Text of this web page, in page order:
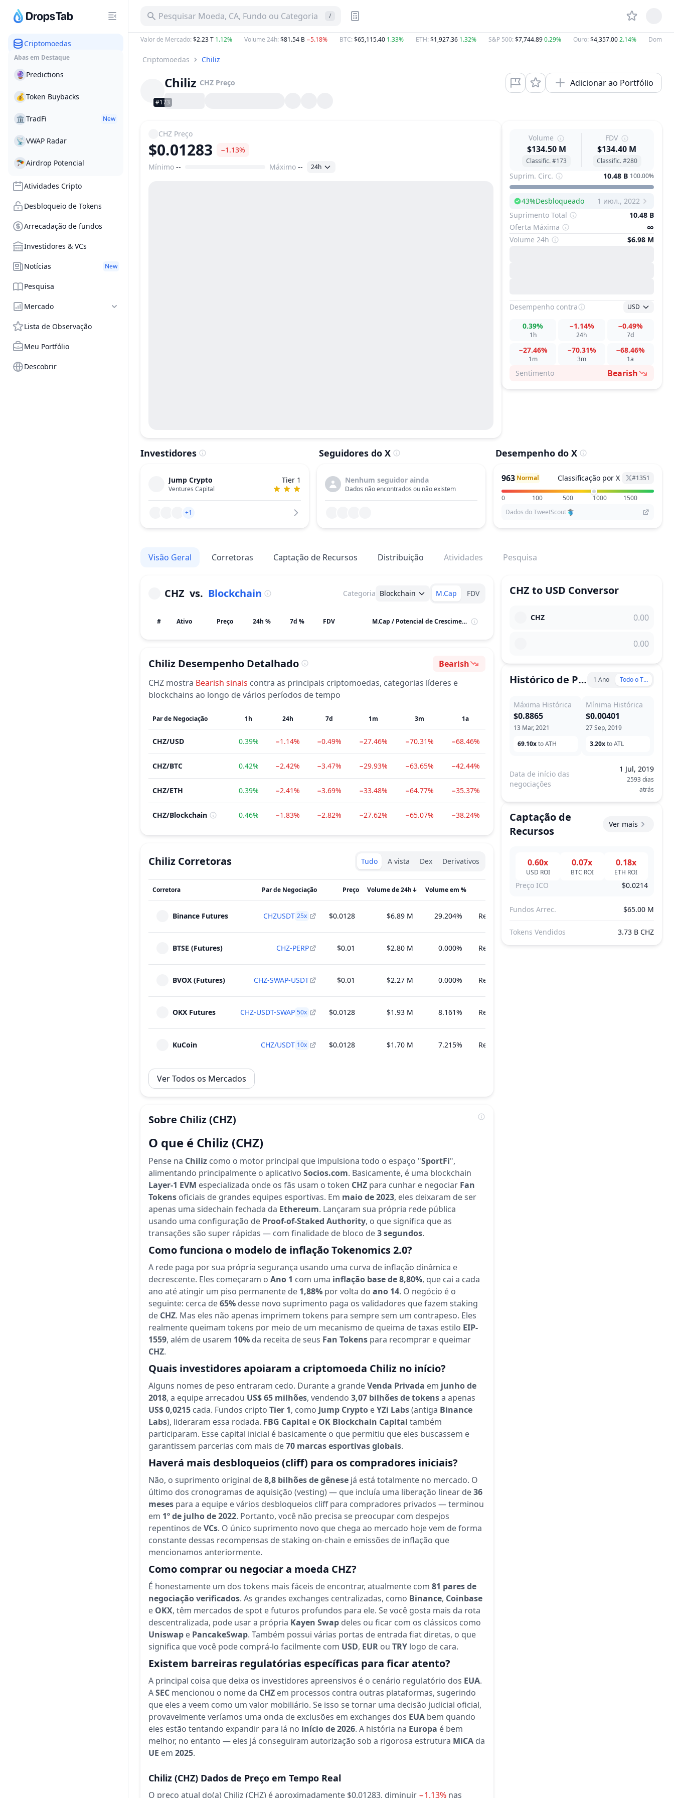
Criptomoedas
Abas em Destaque
🔮 Predictions
💰 Token Buybacks
🏛 TradFi New
📡 VWAP Radar
🪂Airdrop Potencial
Atividades Cripto
Desbloqueio de Tokens
Arrecadação de fundos
Investidores & VCs
Notícias New
Pesquisa
Mercado
Lista de Observação
Meu Portfólio
Descobrir
Pesquisar Moeda, CA, Fundo ou Categoria /
Valor de Mercado: $2.23 T 1.12% Volume 24h: $81.54 B −5.18% BTC: $65,115.40 1.33% ETH: $1,927.36 1.32% S&P 500: $7,744.890.29% Ouro: $4,357.002.14%
Criptomoedas Chiliz
#173
Chiliz CHZ Preço Adicionar ao Portfólio
CHZ Preço
$0.01283 −1.13%
Faixa de preço
Mínimo -- Máximo -- 24h
Volume
$134.50 M
Classific. #173
FDV
$134.40 M
Classific. #280
Suprim. Circ. 10.48 B 100.00%
Next Unlock
43%Desbloqueado
1 июл., 2022
Suprimento Total
10.48 B
Oferta Máxima
∞
Volume 24h
$6.98 M
Desempenho contra USD
1h
0.39%
24h
−1.14%
7d
−0.49%
1m
−27.46%
3m
−70.31%
1a
−68.46%
Sentimento Bearish
Investidores
Jump Crypto
Ventures Capital
Tier 1
+1
Seguidores do X
Nenhum seguidor ainda
Dados não encontrados ou não existem
Desempenho do X
963 Normal Classificação por X #1351
0 100 500 1000
1500
Dados do TweetScout
Visão Geral Corretoras Captação de Recursos Distribuição Atividades Pesquisa
CHZ vs. Blockchain Categoria Blockchain M.Cap FDV
# Ativo Preço 24h % 7d % FDV M.Cap / Potencial de Crescimento
Chiliz Desempenho Detalhado Sentimento
Bearish
CHZ mostra Bearish sinais contra as principais criptomoedas, categorias líderes e
blockchains ao longo de vários períodos de tempo
Par de Negociação 1h 24h 7d 1m 3m 1a
CHZ/USD 0.39% −1.14% −0.49% −27.46% −70.31% −68.46%
CHZ/BTC 0.42% −2.42% −3.47% −29.93% −63.65% −42.44%
CHZ/ETH 0.39% −2.41% −3.69% −33.48% −64.77% −35.37%
CHZ/Blockchain 0.46% −1.83% −2.82% −27.62% −65.07% −38.24%
CHZ to USD Conversor
CHZ
Histórico de Preço 1 Ano Todo o Tempo
Máxima Histórica
13 Mar, 2021
$0.8865
69.10xto ATH
Mínima Histórica
27 Sep, 2019
$0.00401
3.20xto ATL
Data de início das
negociações
1 Jul, 2019
2593 dias
atrás
Captação de
Recursos
Ver mais
0.60x
USD ROI
0.07x
BTC ROI
0.18x
ETH ROI
Preço ICO $0.0214
Fundos Arrec. $65.00 M
Tokens Vendidos 3.73 B CHZ
Chiliz Corretoras Exchanges type
Tudo A vista Dex Derivativos
Corretora Par de Negociação Preço ↓
Volume de 24h Volume em % Atualizado
Binance Futures CHZUSDT 25x $0.0128 $6.89 M 29.204% Recentemente
BTSE (Futures) CHZ-PERP $0.01 $2.80 M 0.000% Recentemente
BVOX (Futures) CHZ-SWAP-USDT $0.01 $2.27 M 0.000% Recentemente
OKX Futures CHZ-USDT-SWAP 50x $0.0128 $1.93 M 8.161% Recentemente
KuCoin CHZ/USDT 10x $0.0128 $1.70 M 7.215% Recentemente
Ver Todos os Mercados
Sobre Chiliz(CHZ)
O que é Chiliz (CHZ)
Pense na Chiliz como o motor principal que impulsiona todo o espaço "SportFi",
alimentando principalmente o aplicativo Socios.com. Basicamente, é uma blockchain
Layer-1 EVM especializada onde os fãs usam o token CHZ para cunhar e negociar Fan
Tokens oficiais de grandes equipes esportivas. Em maio de 2023, eles deixaram de ser
apenas uma sidechain fechada da Ethereum. Lançaram sua própria rede pública
usando uma configuração de Proof-of-Staked Authority, o que significa que as
transações são super rápidas — com finalidade de bloco de3 segundos.
Como funciona o modelo de inflação Tokenomics 2.0?
A rede paga por sua própria segurança usando uma curva de inflação dinâmica e
decrescente. Eles começaram o Ano 1 com uma inflação base de 8,80%, que cai a cada
ano até atingir um piso permanente de 1,88% por volta do ano 14. O negócio é o
seguinte: cerca de65% desse novo suprimento paga os validadores que fazem staking
de CHZ. Mas eles não apenas imprimem tokens para sempre sem um contrapeso. Eles
realmente queimam tokens por meio de um mecanismo de queima de taxas estilo EIP-
1559, além de usarem 10% da receita de seus Fan Tokens para recomprar e queimar
CHZ.
Quais investidores apoiaram a criptomoeda Chiliz no início?
Alguns nomes de peso entraram cedo. Durante a grandeVenda Privada em junho de
2018, a equipe arrecadou US$ 65 milhões, vendendo 3,07 bilhões de tokensa apenas
US$ 0,0215 cada. Fundos cripto Tier 1, como Jump Crypto eYZi Labs(antiga Binance
Labs), lideraram essa rodada. FBG Capital e OK Blockchain Capital também
participaram. Esse capital inicial é basicamente o que permitiu que eles buscassem e
garantissem parcerias com mais de70 marcas esportivas globais.
Haverá mais desbloqueios (cliff) para os compradores iniciais?
Não, o suprimento original de8,8 bilhões de gênese já está totalmente no mercado. O
último dos cronogramas de aquisição (vesting) — que incluía uma liberação linear de36
meses para a equipe e vários desbloqueios cliff para compradores privados — terminou
em 1º de julho de 2022. Portanto, você não precisa se preocupar com despejos
repentinos deVCs. O único suprimento novo que chega ao mercado hoje vem de forma
constante dessas recompensas de staking on-chain e emissões de inflação que
mencionamos anteriormente.
Como comprar ou negociar a moeda CHZ?
É honestamente um dos tokens mais fáceis de encontrar, atualmente com 81 pares de
negociação verificados. As grandes exchanges centralizadas, como Binance, Coinbase
e OKX, têm mercados de spot e futuros profundos para ele. Se você gosta mais da rota
descentralizada, pode usar a própria Kayen Swap deles ou ficar com os clássicos como
Uniswap e PancakeSwap. Também possui várias portas de entrada fiat diretas, o que
significa que você pode comprá-lo facilmente com USD, EUR ou TRY logo de cara.
Existem barreiras regulatórias específicas para ficar atento?
A principal coisa que deixa os investidores apreensivos é o cenário regulatório dos EUA.
ASEC mencionou o nome da CHZ em processos contra outras plataformas, sugerindo
que eles a veem como um valor mobiliário. Se isso se tornar uma decisão judicial oficial,
provavelmente veríamos uma onda de exclusões em exchanges dos EUA bem quando
eles estão tentando expandir para lá no início de 2026. A história na Europa é bem
melhor, no entanto — eles já conseguiram autorização sob a rigorosa estrutura MiCA da
UE em 2025.
Chiliz (CHZ) Dados de Preço em Tempo Real
O preço atual do(a) Chiliz (CHZ) é aproximadamente $0.01283, diminuir −1.13% nas